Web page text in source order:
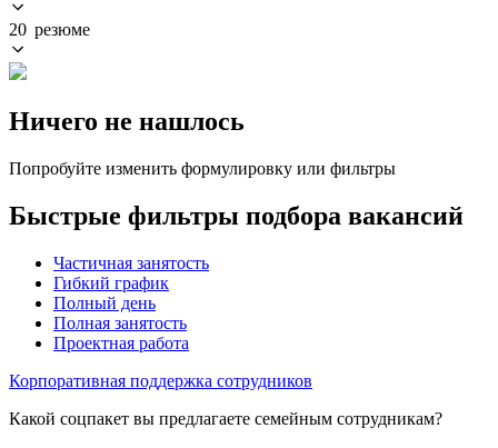
20 резюме
Ничего не нашлось
Попробуйте изменить формулировку или фильтры
Быстрые фильтры подбора вакансий
Частичная занятость
Гибкий график
Полный день
Полная занятость
Проектная работа
Корпоративная поддержка сотрудников
Какой соцпакет вы предлагаете семейным сотрудникам?